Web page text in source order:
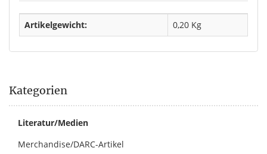
Artikelgewicht: 0,20 Kg
Kategorien
Literatur/Medien
Merchandise/DARC-Artikel